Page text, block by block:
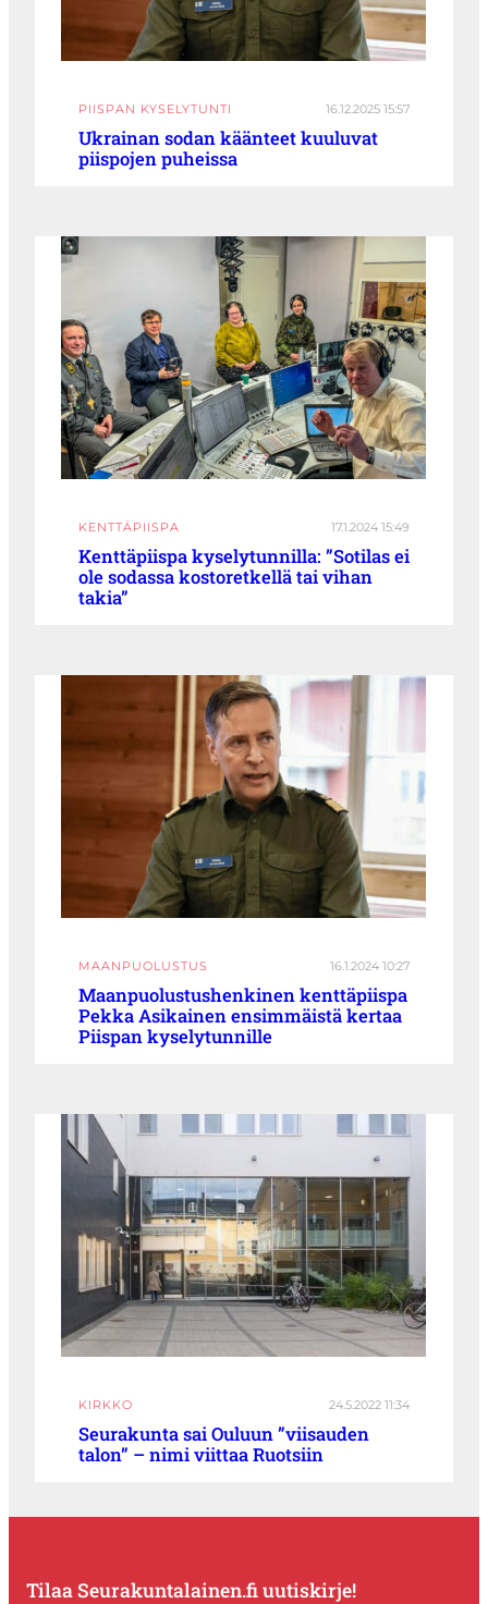
PIISPAN KYSELYTUNTI 16.12.2025 15:57
Ukrainan sodan käänteet kuuluvat
piispojen puheissa
KENTTÄPIISPA 17.1.2024 15:49
Kenttäpiispa kyselytunnilla: ”Sotilas ei
ole sodassa kostoretkellä tai vihan
takia”
MAANPUOLUSTUS 16.1.2024 10:27
Maanpuolustushenkinen kenttäpiispa
Pekka Asikainen ensimmäistä kertaa
Piispan kyselytunnille
KIRKKO 24.5.2022 11:34
Seurakunta sai Ouluun ”viisauden
talon” – nimi viittaa Ruotsiin
Tilaa Seurakuntalainen.fi uutiskirje!